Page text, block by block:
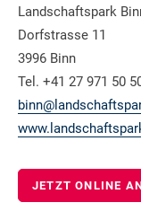
Landschaftspark
Dorfstrasse 11
3996 Binn
Tel. +41 27 971 50
JETZT ONLINE